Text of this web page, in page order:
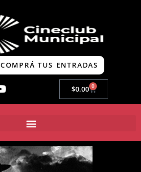
COMPRÁ TUS ENTRADAS
$0,00 0